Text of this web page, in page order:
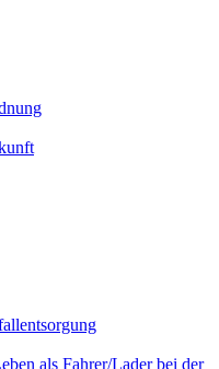
als Fahrer/Lader bei der